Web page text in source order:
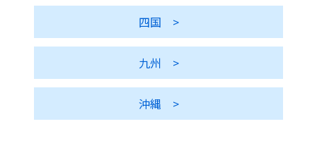
マイページでできること
保険の探し方のポイント
お問い合わせ先
医療
子育て
経営理念・経営戦略
財務情報
株主・投資家のみなさまへ
日本郵政グループとしての取り組み
サステナビリティ
四国 >
九州 >
沖縄 >